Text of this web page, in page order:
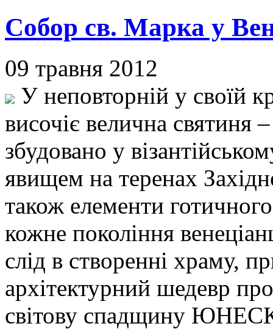
Собор св. Марка у
09 травня 2012
У неповторній у своїй
височіє велична
збудовано у
явищем на теренах
також елементи
кожне покоління
слід в створенні храму,
архітектурний шедевр
світову спадщину